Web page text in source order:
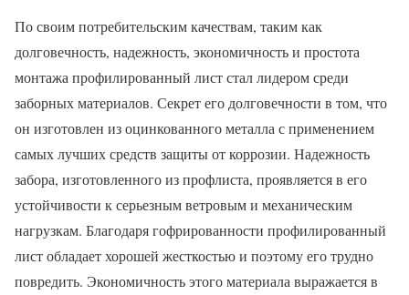
По своим потребительским качествам, таким как
долговечность, надежность, экономичность и простота
монтажа профилированный лист стал лидером среди
заборных материалов. Секрет его долговечности в том, что
он изготовлен из оцинкованного металла с применением
самых лучших средств защиты от коррозии. Надежность
забора, изготовленного из профлиста, проявляется в его
устойчивости к серьезным ветровым и механическим
нагрузкам. Благодаря гофрированности профилированный
лист обладает хорошей жесткостью и поэтому его трудно
повредить. Экономичность этого материала выражается в